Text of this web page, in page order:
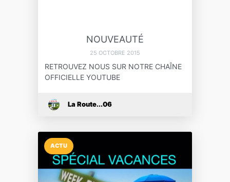
NOUVEAUTÉ
25 OCTOBRE 2015
RETROUVEZ NOUS SUR NOTRE CHAÎNE
OFFICIELLE YOUTUBE
La Route...06
ACTU